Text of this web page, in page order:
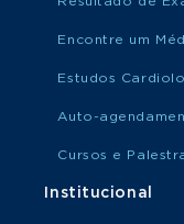
Encontre um
Estudos
Auto-
Cursos e
Institucional